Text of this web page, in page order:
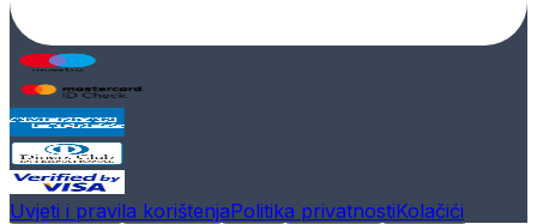
Uvjeti i pravila korištenjaPolitika privatnostiKolačići